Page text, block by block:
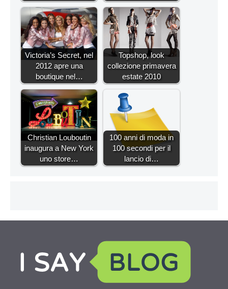
Victoria’s Secret, nel
2012 apre una
boutique nel…
Topshop, look
collezione primavera
estate 2010
Christian Louboutin
inaugura a New York
uno store…
100 anni di moda in
100 secondi per il
lancio di…